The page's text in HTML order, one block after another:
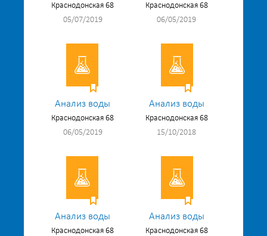
Краснодонская 68
05/07/2019
Краснодонская 68
06/05/2019
Анализ воды
Краснодонская 68
06/05/2019
Анализ воды
Краснодонская 68
15/10/2018
Анализ воды
Краснодонская 68
Анализ воды
Краснодонская 68